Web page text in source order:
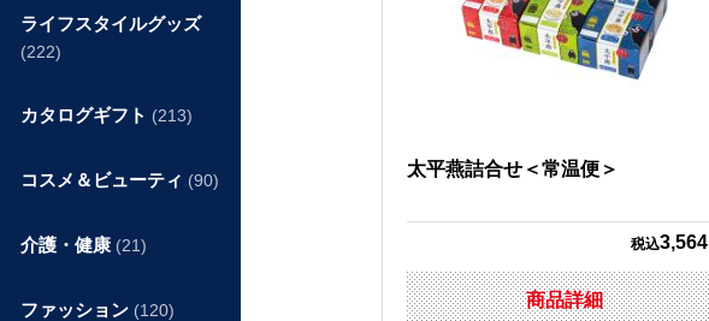
太平燕詰合せ＜常温便＞
税込3,564
商品詳細
ライフスタイルグッズ
(222)
カタログギフト (213)
コスメ＆ビューティ (90)
介護・健康 (21)
ファッション (120)